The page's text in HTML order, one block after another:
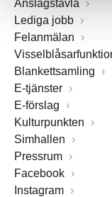
Anslagstavla
Lediga jobb
Felanmälan
Blankettsamling
E-tjänster
E-förslag
Kulturpunkten
Simhallen
Pressrum
Facebook
Instagram